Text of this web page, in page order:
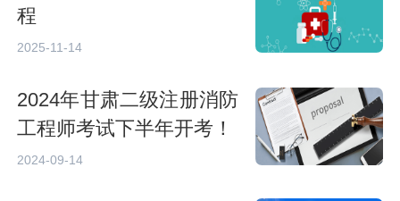
程
2025-11-14
2024年甘肃二级注册消防
工程师考试下半年开考！
2024-09-14